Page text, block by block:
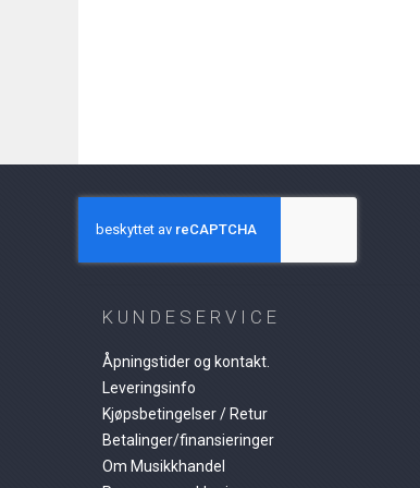
KUNDESERVICE
Åpningstider og kontakt.
Leveringsinfo
Kjøpsbetingelser / Retur
Betalinger/finansieringer
Om Musikkhandel